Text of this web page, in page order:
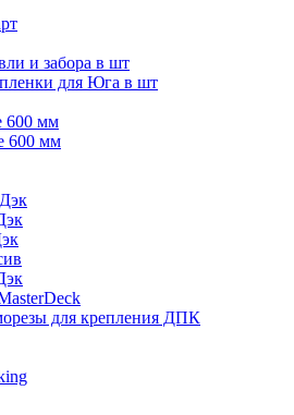
и забора в шт
для Юга в шт
600 мм
600 мм
для крепления ДПК